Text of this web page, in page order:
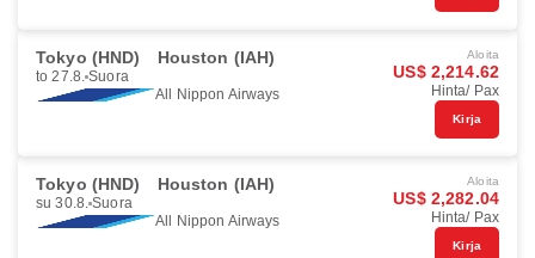
Tokyo (HND) Houston (IAH)
to 27.8. Suora
All Nippon Airways
Aloita
US$ 2,214.62
Hinta/ Pax
Kirja
Tokyo (HND) Houston (IAH)
su 30.8. Suora
All Nippon Airways
Aloita
US$ 2,282.04
Hinta/ Pax
Kirja